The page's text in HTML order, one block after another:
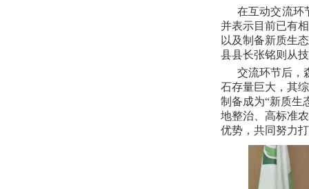
在互动交流环
并表示目前已有
以及制备新质生
县县长张铭则从
交流环节后，
石存量巨大，其
制备成为“新质生
地整治、高标准
优势，共同努力